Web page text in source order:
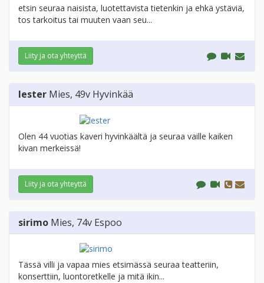
etsin seuraa naisista, luotettavista tietenkin ja ehkä ystäviä,
tos tarkoitus tai muuten vaan seu...
Liity ja ota yhteyttä
lester Mies, 49v Hyvinkää
Olen 44 vuotias kaveri hyvinkäältä ja seuraa vaille kaiken
kivan merkeissä!
Liity ja ota yhteyttä
sirimo Mies, 74v Espoo
Tässä villi ja vapaa mies etsimässä seuraa teatteriin,
konserttiin, luontoretkelle ja mitä ikin...